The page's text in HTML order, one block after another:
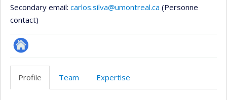
Secondary email: carlos.silva@umontreal.ca (Personne
contact)
Site
Profile Team Expertise